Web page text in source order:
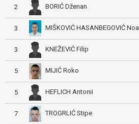
2 BORIĆ Dženan
3 MIŠKOVIĆ HASANBEGOVIĆ Noa
3 KNEŽEVIĆ Filip
5 MIJIĆ Roko
5 HEFLICH Antonii
7 TROGRLIĆ Stipe